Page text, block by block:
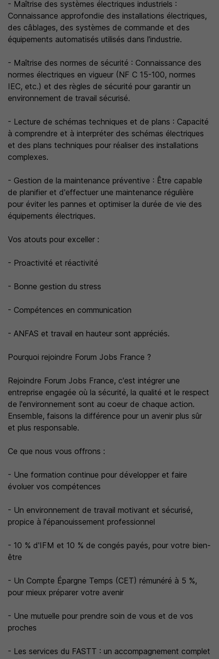
- Maîtrise des systèmes électriques industriels :
Connaissance approfondie des installations électriques,
des câblages, des systèmes de commande et des
équipements automatisés utilisés dans l'industrie.
- Maîtrise des normes de sécurité : Connaissance des
normes électriques en vigueur (NF C 15-100, normes
IEC, etc.) et des règles de sécurité pour garantir un
environnement de travail sécurisé.
- Lecture de schémas techniques et de plans : Capacité
à comprendre et à interpréter des schémas électriques
et des plans techniques pour réaliser des installations
complexes.
- Gestion de la maintenance préventive : Être capable
de planifier et d'effectuer une maintenance régulière
pour éviter les pannes et optimiser la durée de vie des
équipements électriques.
Vos atouts pour exceller :
- Proactivité et réactivité
- Bonne gestion du stress
- Compétences en communication
- ANFAS et travail en hauteur sont appréciés.
Pourquoi rejoindre Forum Jobs France ?
Rejoindre Forum Jobs France, c'est intégrer une
entreprise engagée où la sécurité, la qualité et le respect
de l'environnement sont au coeur de chaque action.
Ensemble, faisons la différence pour un avenir plus sûr
et plus responsable.
Ce que nous vous offrons :
- Une formation continue pour développer et faire
évoluer vos compétences
- Un environnement de travail motivant et sécurisé,
propice à l'épanouissement professionnel
- 10 % d'IFM et 10 % de congés payés, pour votre bien-
être
- Un Compte Épargne Temps (CET) rémunéré à 5 %,
pour mieux préparer votre avenir
- Une mutuelle pour prendre soin de vous et de vos
proches
- Les services du FASTT : un accompagnement complet